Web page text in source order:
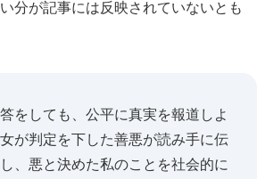
分が記事には反映されていないとも
をしても、公平に真実を報道しよ
が判定を下した善悪が読み手に伝
、悪と決めた私のことを社会的に